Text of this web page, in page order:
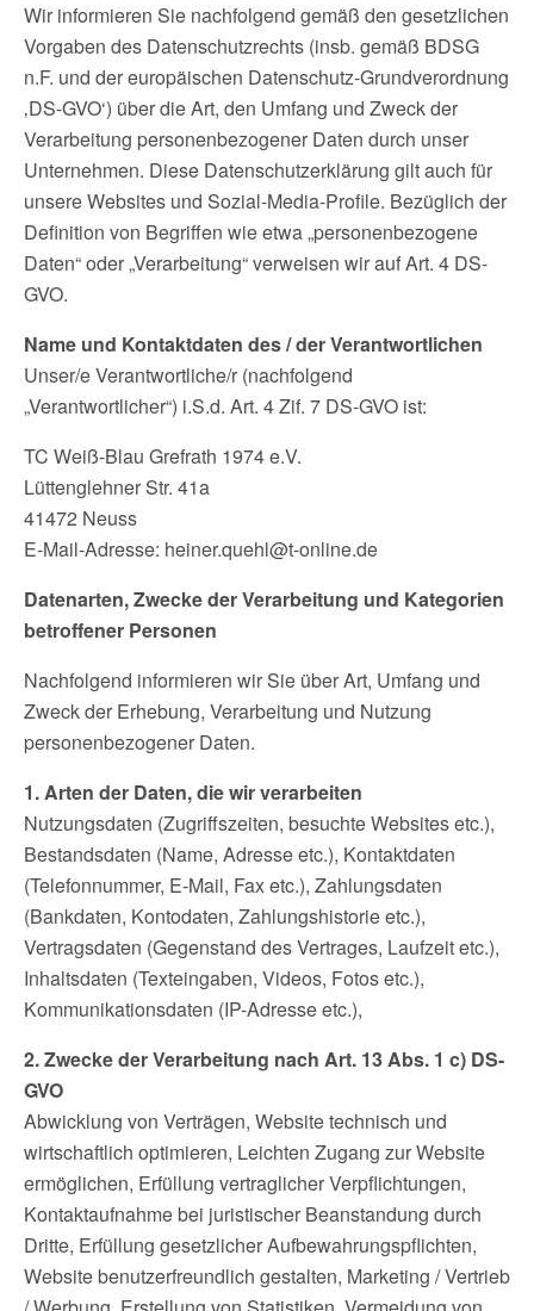
Wir informieren Sie nachfolgend gemäß den gesetzlichen
Vorgaben des Datenschutzrechts (insb. gemäß BDSG
n.F. und der europäischen Datenschutz-Grundverordnung
‚DS-GVO‘) über die Art, den Umfang und Zweck der
Verarbeitung personenbezogener Daten durch unser
Unternehmen. Diese Datenschutzerklärung gilt auch für
unsere Websites und Sozial-Media-Profile. Bezüglich der
Definition von Begriffen wie etwa „personenbezogene
Daten“ oder „Verarbeitung“ verweisen wir auf Art. 4 DS-
GVO.
Name und Kontaktdaten des / der Verantwortlichen
Unser/e Verantwortliche/r (nachfolgend
„Verantwortlicher“) i.S.d. Art. 4 Zif. 7 DS-GVO ist:
TC Weiß-Blau Grefrath 1974 e.V.
Lüttenglehner Str. 41a
41472 Neuss
E-Mail-Adresse: heiner.quehl@t-online.de
Datenarten, Zwecke der Verarbeitung und Kategorien
betroffener Personen
Nachfolgend informieren wir Sie über Art, Umfang und
Zweck der Erhebung, Verarbeitung und Nutzung
personenbezogener Daten.
1. Arten der Daten, die wir verarbeiten
Nutzungsdaten (Zugriffszeiten, besuchte Websites etc.),
Bestandsdaten (Name, Adresse etc.), Kontaktdaten
(Telefonnummer, E-Mail, Fax etc.), Zahlungsdaten
(Bankdaten, Kontodaten, Zahlungshistorie etc.),
Vertragsdaten (Gegenstand des Vertrages, Laufzeit etc.),
Inhaltsdaten (Texteingaben, Videos, Fotos etc.),
Kommunikationsdaten (IP-Adresse etc.),
2. Zwecke der Verarbeitung nach Art. 13 Abs. 1 c) DS-
GVO
Abwicklung von Verträgen, Website technisch und
wirtschaftlich optimieren, Leichten Zugang zur Website
ermöglichen, Erfüllung vertraglicher Verpflichtungen,
Kontaktaufnahme bei juristischer Beanstandung durch
Dritte, Erfüllung gesetzlicher Aufbewahrungspflichten,
Website benutzerfreundlich gestalten, Marketing / Vertrieb